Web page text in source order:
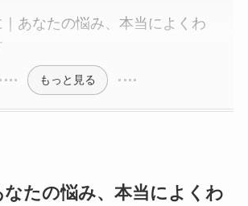
あなたの悩み、本当によくわ
もっと見る
たの悩み、本当によくわ